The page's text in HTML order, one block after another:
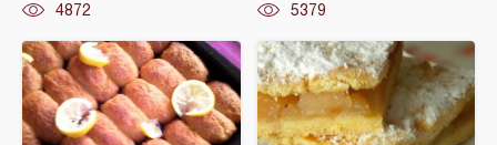
4872 5379